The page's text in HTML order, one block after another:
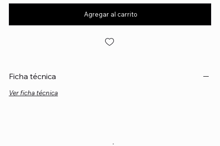
Agregar al carrito
Ficha técnica
Ver ficha técnica